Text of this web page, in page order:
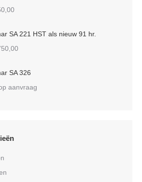
SA 221 HST als nieuw 91 hr.
SA 326
aanvraag